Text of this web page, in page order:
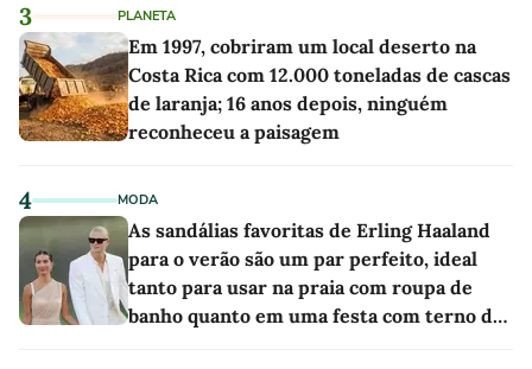
3 PLANETA
Em 1997, cobriram um local deserto na
Costa Rica com 12.000 toneladas de cascas
de laranja; 16 anos depois, ninguém
reconheceu a paisagem
4 MODA
As sandálias favoritas de Erling Haaland
para o verão são um par perfeito, ideal
tanto para usar na praia com roupa de
banho quanto em uma festa com terno de